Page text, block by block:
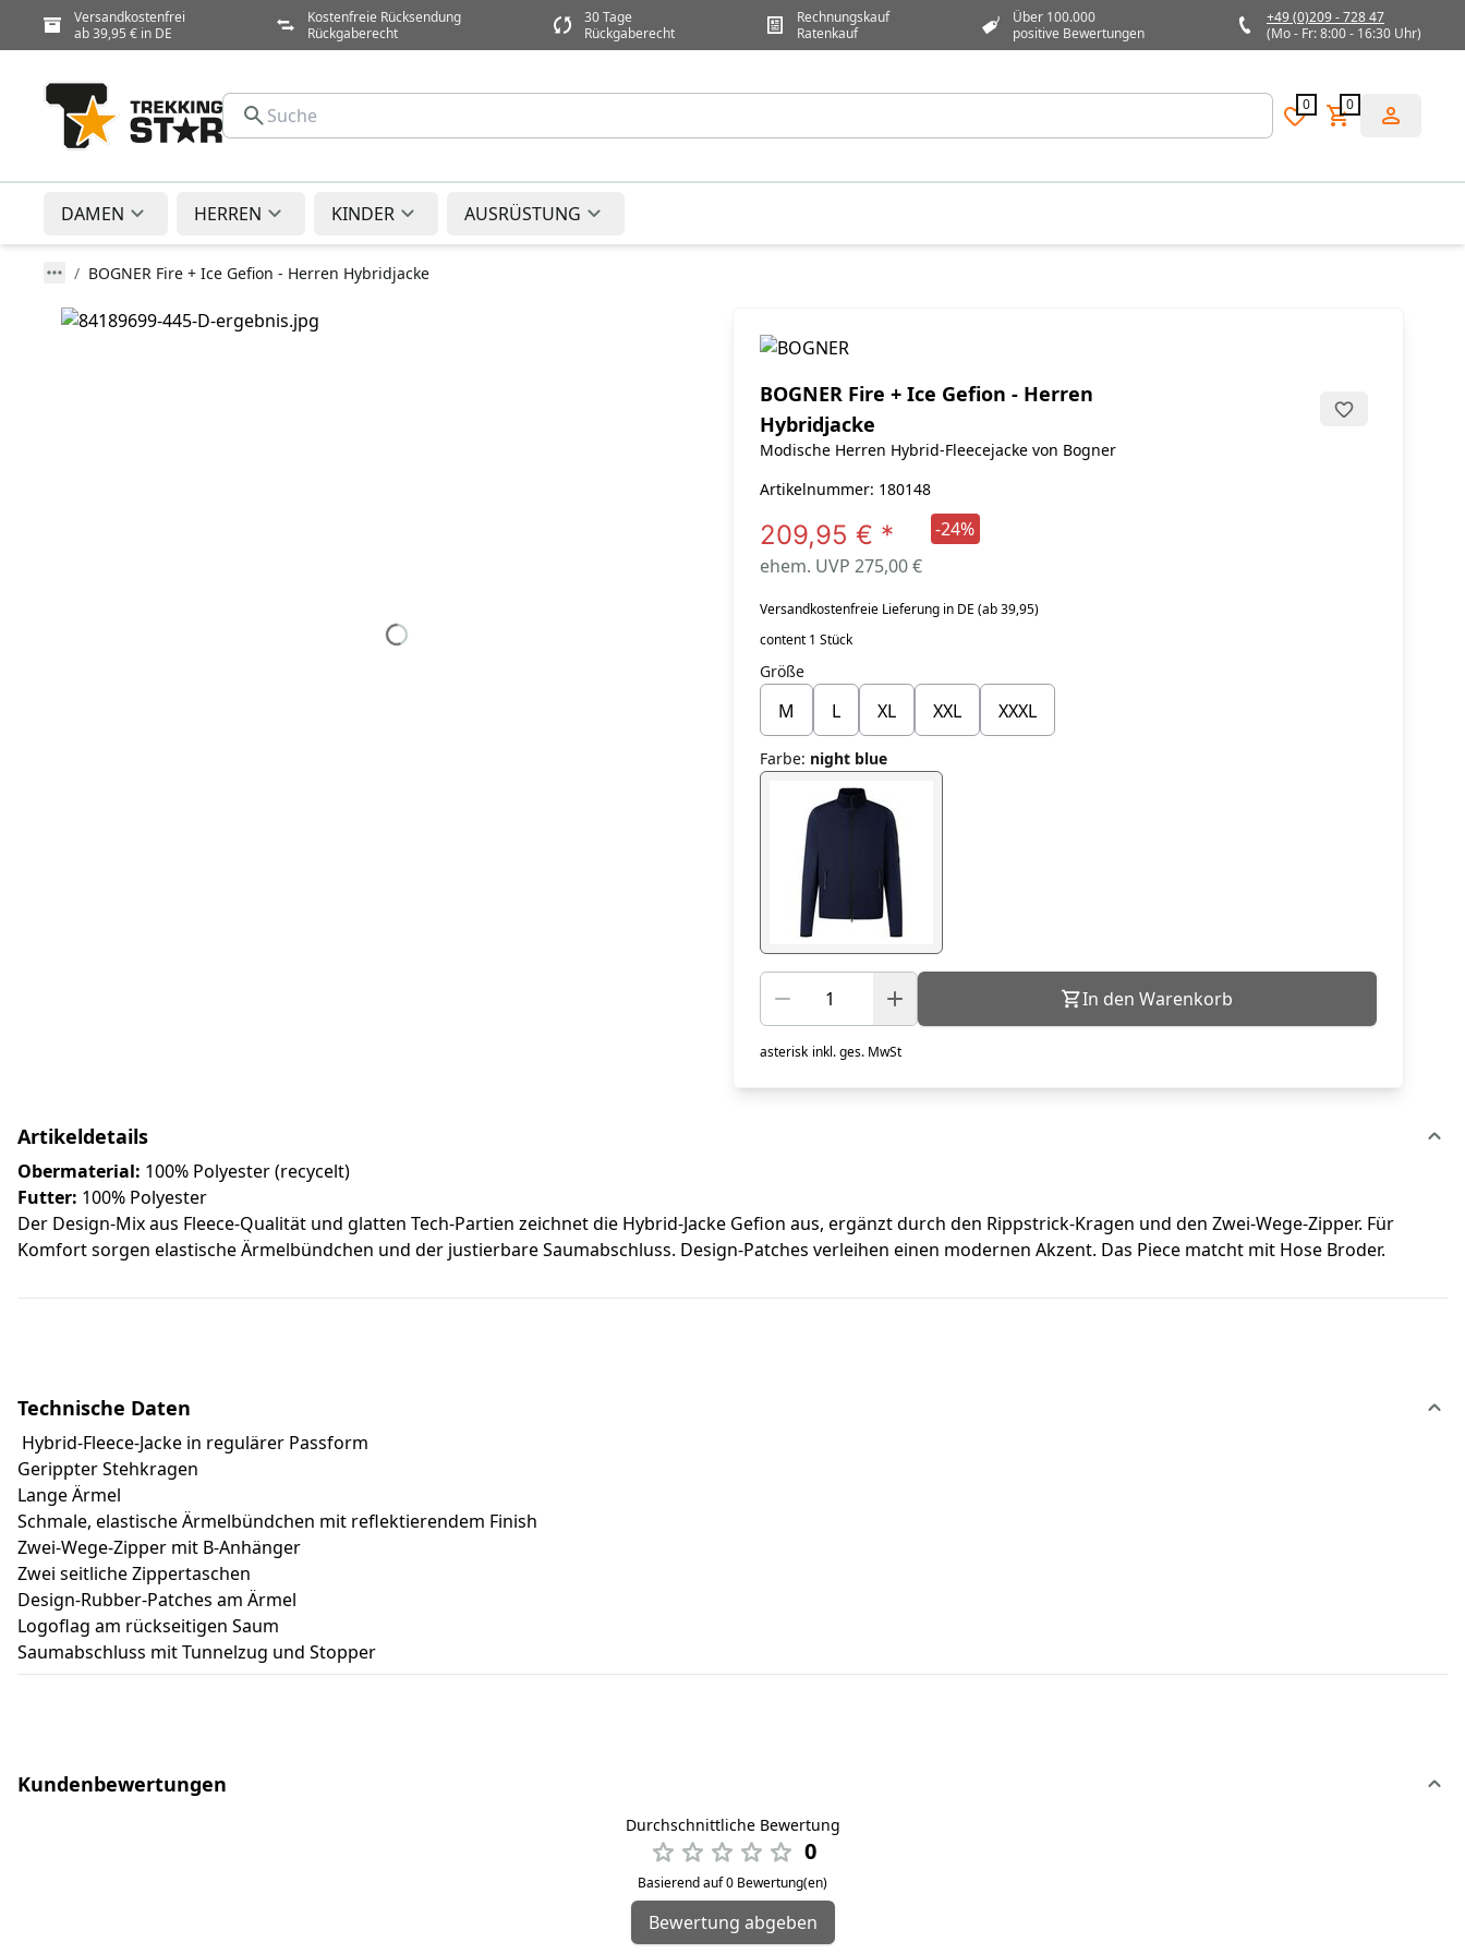
Versandkostenfrei
ab 39,95 € in DE
Kostenfreie Rücksendung
Rückgaberecht
30 Tage
Rückgaberecht
Rechnungskauf
Ratenkauf
Über 100.000
positive Bewertungen
+49 (0)209 - 728 47
(Mo - Fr: 8:00 - 16:30 Uhr)
0 0
DAMEN HERREN KINDER AUSRÜSTUNG
BOGNER Fire + Ice Gefion - Herren Hybridjacke
BOGNER Fire + Ice Gefion - Herren
Hybridjacke
Modische Herren Hybrid-Fleecejacke von Bogner
Artikelnummer: 180148
209,95 € *
ehem. UVP 275,00 €
-24%
Versandkostenfreie Lieferung in DE (ab 39,95)
content 1 Stück
Größe
M L XL XXL XXXL
Farbe: night blue
In den Warenkorb
asterisk inkl. ges. MwSt
Artikeldetails
Obermaterial: 100% Polyester (recycelt)
Futter: 100% Polyester
Der Design-Mix aus Fleece-Qualität und glatten Tech-Partien zeichnet die Hybrid-Jacke Gefion aus, ergänzt durch den Rippstrick-Kragen und den Zwei-Wege-Zipper. Für
Komfort sorgen elastische Ärmelbündchen und der justierbare Saumabschluss. Design-Patches verleihen einen modernen Akzent. Das Piece matcht mit Hose Broder.
Technische Daten
Hybrid-Fleece-Jacke in regulärer Passform
Gerippter Stehkragen
Lange Ärmel
Schmale, elastische Ärmelbündchen mit reflektierendem Finish
Zwei-Wege-Zipper mit B-Anhänger
Zwei seitliche Zippertaschen
Design-Rubber-Patches am Ärmel
Logoflag am rückseitigen Saum
Saumabschluss mit Tunnelzug und Stopper
Kundenbewertungen
Durchschnittliche Bewertung
0
Basierend auf 0 Bewertung(en)
Bewertung abgeben